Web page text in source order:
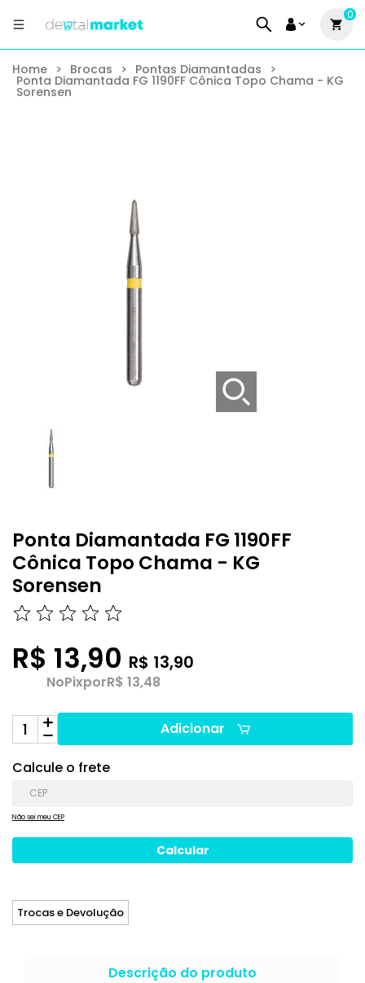
0
Home > Brocas > Pontas Diamantadas >
Ponta Diamantada FG 1190FF Cônica Topo Chama - KG
Sorensen
Ponta Diamantada FG 1190FF
Cônica Topo Chama - KG
Sorensen
R$ 13,90 R$ 13,90
NoPixporR$ 13,48
Adicionar
Calcule o frete
Não sei meu CEP
Trocas e Devolução
Descrição do produto